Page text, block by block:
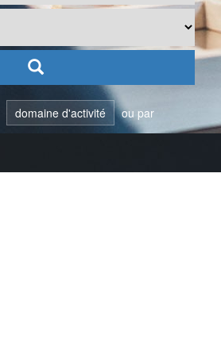
domaine d'activité
ou par